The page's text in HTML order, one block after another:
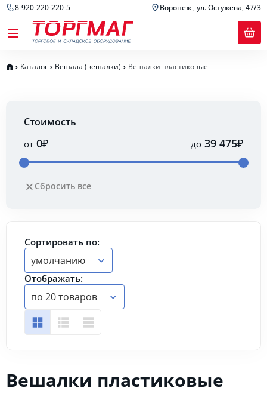
8-920-220-220-5 Воронеж , ул. Остужева, 47/3
Каталог Вешала (вешалки) Вешалки пластиковые
Стоимость
от ₽ до ₽
Сбросить все
Сортировать по:
умолчанию
Отображать:
по 20 товаров
Вешалки пластиковые